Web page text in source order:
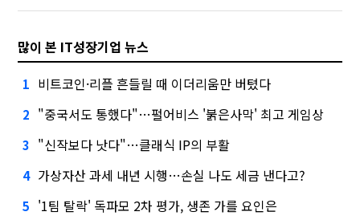
많이 본 IT성장기업 뉴스
1 비트코인·리플 흔들릴 때 이더리움만 버텼다
2 "중국서도 통했다"…펄어비스 '붉은사막' 최고 게임상
3 "신작보다 낫다"…클래식 IP의 부활
4 가상자산 과세 내년 시행…손실 나도 세금 낸다고?
5 '1팀 탈락' 독파모 2차 평가, 생존 가를 요인은